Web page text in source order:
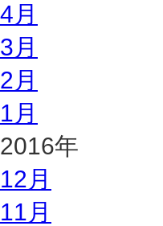
4月
3月
2月
1月
2016年
12月
11月